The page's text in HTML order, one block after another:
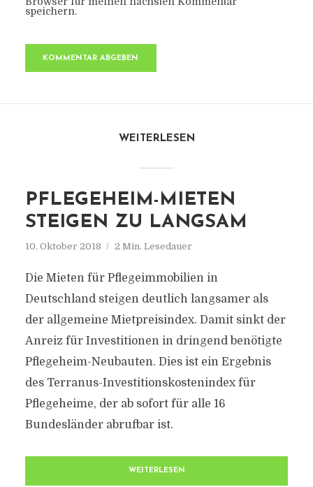
speichern.
WEITERLESEN
PFLEGEHEIM-MIETEN
STEIGEN ZU LANGSAM
10. Oktober 2018 2 Min. Lesedauer
Die Mieten für Pflegeimmobilien in
Deutschland steigen deutlich langsamer als
der allgemeine Mietpreisindex. Damit sinkt der
Anreiz für Investitionen in dringend benötigte
Pflegeheim-Neubauten. Dies ist ein Ergebnis
des Terranus-Investitionskostenindex für
Pflegeheime, der ab sofort für alle 16
Bundesländer abrufbar ist.
WEITERLESEN